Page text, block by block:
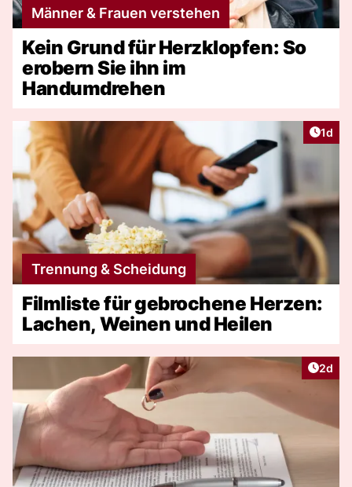
Männer & Frauen verstehen
Kein Grund für Herzklopfen: So
erobern Sie ihn im
Handumdrehen
1d
Trennung & Scheidung
Filmliste für gebrochene Herzen:
Lachen, Weinen und Heilen
2d